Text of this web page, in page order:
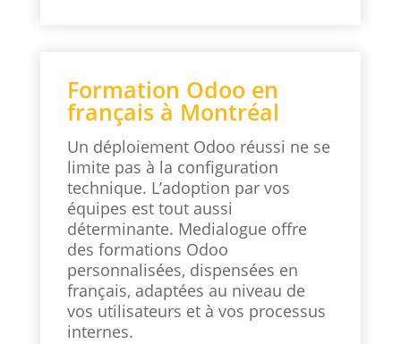
Formation Odoo en
français à Montréal
Un déploiement Odoo réussi ne se
limite pas à la configuration
technique. L’adoption par vos
équipes est tout aussi
déterminante. Medialogue offre
des formations Odoo
personnalisées, dispensées en
français, adaptées au niveau de
vos utilisateurs et à vos processus
internes.